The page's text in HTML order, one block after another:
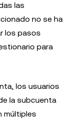
las
no se ha
los pasos
para
los usuarios
la subcuenta
múltiples